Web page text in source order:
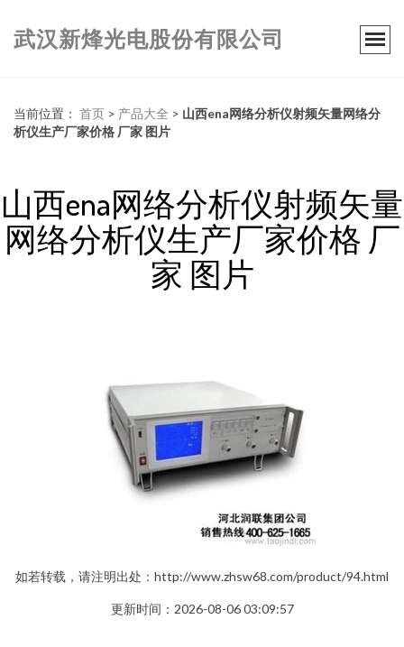
武汉新烽光电股份有限公司
当前位置： 首页 > 产品大全 > 山西ena网络分析仪射频矢量网络分
析仪生产厂家价格 厂家 图片
山西ena网络分析仪射频矢量
网络分析仪生产厂家价格 厂
家 图片
如若转载，请注明出处：http://www.zhsw68.com/product/94.html
更新时间：2026-08-06 03:09:57